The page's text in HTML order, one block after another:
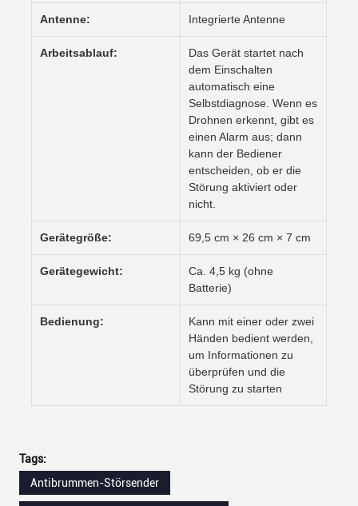
Antenne: Integrierte Antenne
Arbeitsablauf:
Das Gerät startet nach
dem Einschalten
automatisch eine
Selbstdiagnose. Wenn es
Drohnen erkennt, gibt es
einen Alarm aus; dann
kann der Bediener
entscheiden, ob er die
Störung aktiviert oder
nicht.
Gerätegröße: 69,5 cm × 26 cm × 7 cm
Gerätegewicht:
Ca. 4,5 kg (ohne
Batterie)
Bedienung:
Kann mit einer oder zwei
Händen bedient werden,
um Informationen zu
überprüfen und die
Störung zu starten
Tags:
Antibrummen-Störsender